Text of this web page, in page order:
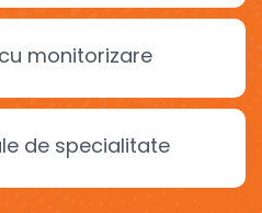
monitorizare
de specialitate